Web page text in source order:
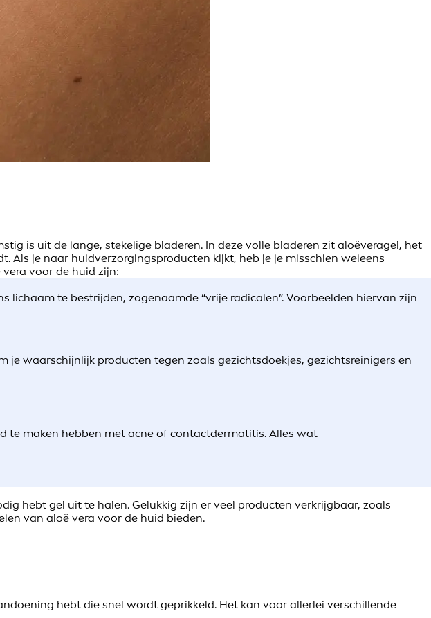
is uit de lange, stekelige bladeren. In deze volle bladeren zit aloëveragel, het
je naar huidverzorgingsproducten kijkt, heb je je misschien weleens
voor de huid zijn:
te bestrijden, zogenaamde “vrije radicalen”. Voorbeelden hiervan zijn
waarschijnlijk producten tegen zoals gezichtsdoekjes, gezichtsreinigers en
te maken hebben met acne of contactdermatitis. Alles wat
hebt gel uit te halen. Gelukkig zijn er veel producten verkrijgbaar, zoals
van aloë vera voor de huid bieden.
hebt die snel wordt geprikkeld. Het kan voor allerlei verschillende